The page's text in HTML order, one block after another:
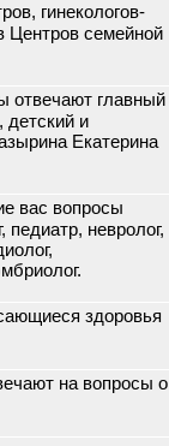
гинекологов-
Центров семейной
отвечают главный
детский и
Екатерина
вас вопросы
педиатр, невролог,
здоровья
на вопросы о